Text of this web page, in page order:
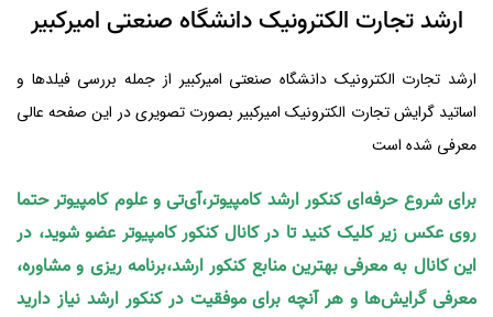
ارشد تجارت الکترونیک دانشگاه صنعتی امیرکبیر
ارشد تجارت الکترونیک دانشگاه صنعتی امیرکبیر از جمله بررسی فیلدها و
اساتید گرایش تجارت الکترونیک امیرکبیر بصورت تصویری در این صفحه عالی
معرفی شده است
برای شروع حرفه‌ای کنکور ارشد کامپیوتر،آی‌تی و علوم کامپیوتر حتما
روی عکس زیر کلیک کنید تا در کانال کنکور کامپیوتر عضو شوید، در
این کانال به معرفی بهترین منابع کنکور ارشد،برنامه ریزی و مشاوره،
معرفی گرایش‌ها و هر آنچه برای موفقیت در کنکور ارشد نیاز دارید